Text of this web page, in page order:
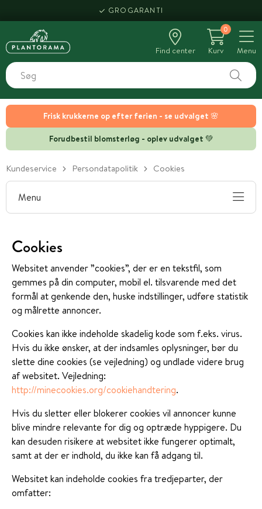
Frisk krukkerne op efter ferien - se udvalget 🌸
Forudbestil blomsterløg - oplev udvalget 💚
GROGARANTI
Find center
0
Kurv
Menu
Kundeservice Persondatapolitik Cookies
Menu
Cookies
Websitet anvender ”cookies”, der er en tekstfil, som
gemmes på din computer, mobil el. tilsvarende med det
formål at genkende den, huske indstillinger, udføre statistik
og målrette annoncer.
Cookies kan ikke indeholde skadelig kode som f.eks. virus.
Hvis du ikke ønsker, at der indsamles oplysninger, bør du
slette dine cookies (se vejledning) og undlade videre brug
af websitet. Vejledning:
http://minecookies.org/cookiehandtering.
Hvis du sletter eller blokerer cookies vil annoncer kunne
blive mindre relevante for dig og optræde hyppigere. Du
kan desuden risikere at websitet ikke fungerer optimalt,
samt at der er indhold, du ikke kan få adgang til.
Websitet kan indeholde cookies fra tredjeparter, der
omfatter: